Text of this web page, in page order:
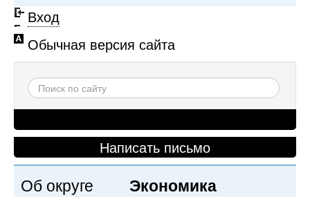
Вход
Обычная версия сайта
Написать письмо
Об округе
Экономика